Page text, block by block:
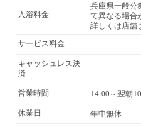
入浴料金
兵庫県一般公
て異なる場合
詳しくは店舗
サービス料金
キャッシュレス決
済
営業時間 14:00～翌朝
休業日 年中無休